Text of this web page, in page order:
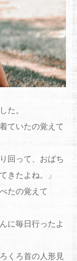
た。
ていたの覚えて
回って、おばち
きたよね。」
たの覚えて
に毎日行ったよ
くろ首の人形見